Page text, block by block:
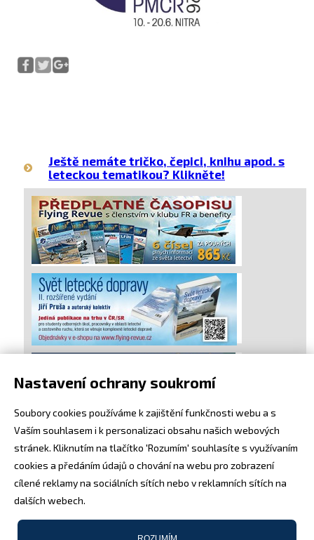
Ještě nemáte tričko, čepici, knihu apod. s
leteckou tematikou? Klikněte!
Nastavení ochrany soukromí
Soubory cookies používáme k zajištění funkčnosti webu a s
Vaším souhlasem i k personalizaci obsahu našich webových
stránek. Kliknutím na tlačítko 'Rozumím' souhlasíte s využívaním
cookies a předáním údajů o chování na webu pro zobrazení
cílené reklamy na sociálních sítích nebo v reklamních sítích na
dalších webech.